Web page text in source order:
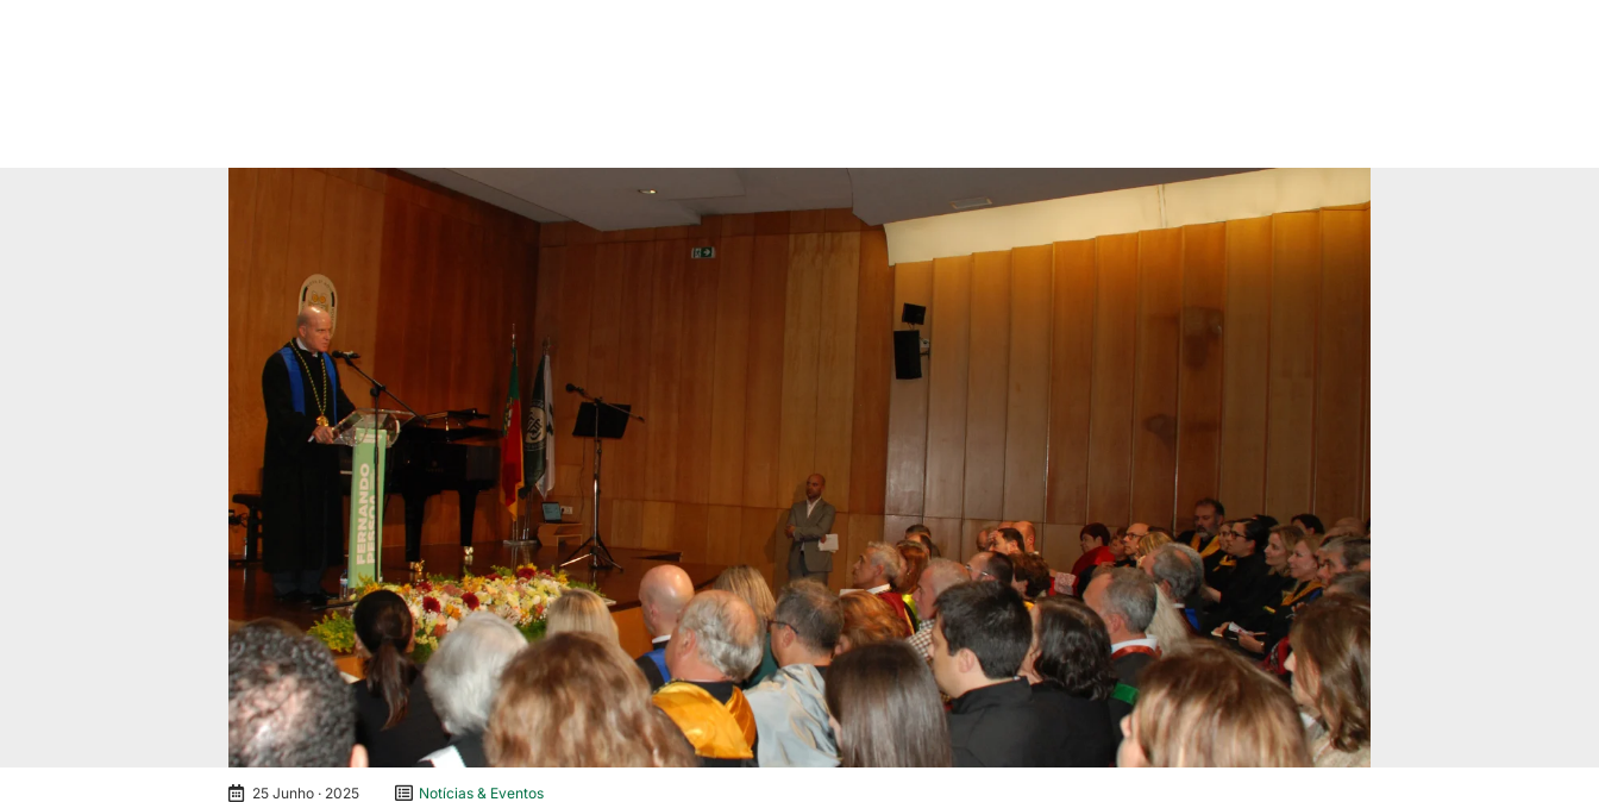
25 Junho · 2025 Notícias & Eventos